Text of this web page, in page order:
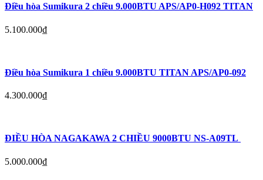
Điều hòa Sumikura 2 chiều 9.000BTU APS/AP0-H092 TITAN
5.100.000₫
Điều hòa Sumikura 1 chiều 9.000BTU TITAN APS/AP0-092
4.300.000₫
ĐIỀU HÒA NAGAKAWA 2 CHIỀU 9000BTU NS-A09TL
5.000.000₫